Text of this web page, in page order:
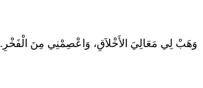
وَهَبْ لِي مَعَالِيَ الأَخْلاَقِ، وَاعْصِمْنِي مِنَ الْفَخْرِ.